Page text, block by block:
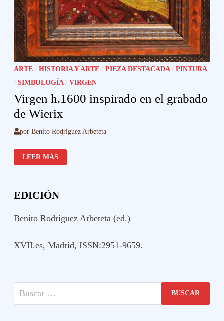
ARTE /HISTORIA Y ARTE /PIEZA DESTACADA /PINTURA
/SIMBOLOGÍA /VIRGEN
Virgen h.1600 inspirado en el grabado
de Wierix
porBenito Rodriguez Arbeteta
VIRGEN
H.1600
INSPIRADO
DE
LEER MÁS
EDICIÓN
Benito Rodríguez Arbeteta (ed.)
XVII.es, Madrid, ISSN:2951-9659.
Buscar: